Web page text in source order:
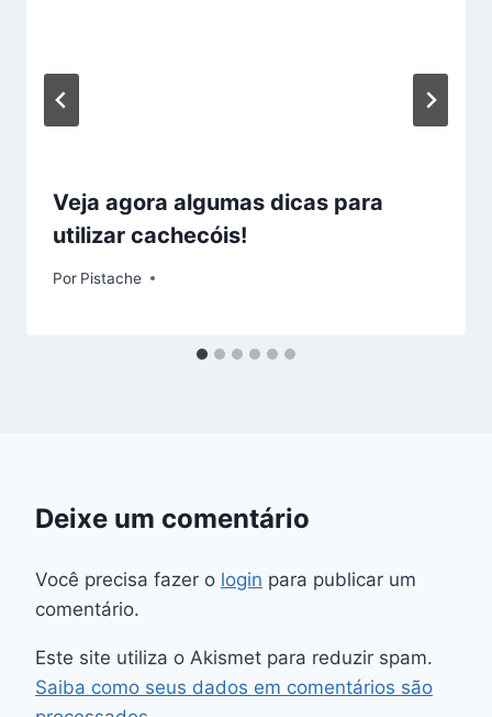
Veja agora algumas dicas para
utilizar cachecóis!
Por Pistache
Deixe um comentário
Você precisa fazer o login para publicar um
comentário.
Este site utiliza o Akismet para reduzir spam.
Saiba como seus dados em comentários são